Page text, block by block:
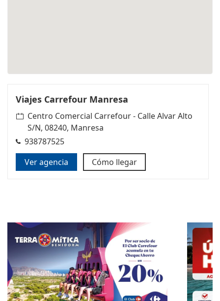
Viajes Carrefour Manresa
Centro Comercial Carrefour - Calle Alvar Alto
S/N, 08240, Manresa
938787525
Ver agencia
Cómo llegar